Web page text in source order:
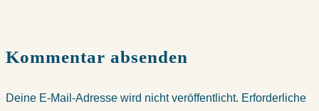
Kommentar absenden
Deine E-Mail-Adresse wird nicht veröffentlicht. Erforderliche